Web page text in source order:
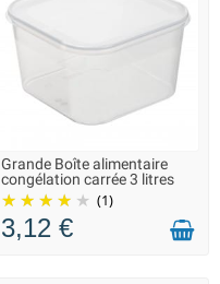
LIVRAISON 2 À 3 JOURS
Grande Boîte alimentaire
congélation carrée 3 litres
(1)
3,12 €